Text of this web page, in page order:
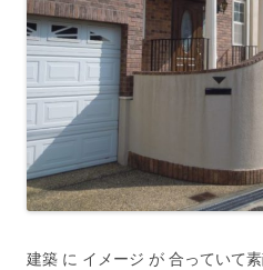
建築 に イメージ が 合っていて